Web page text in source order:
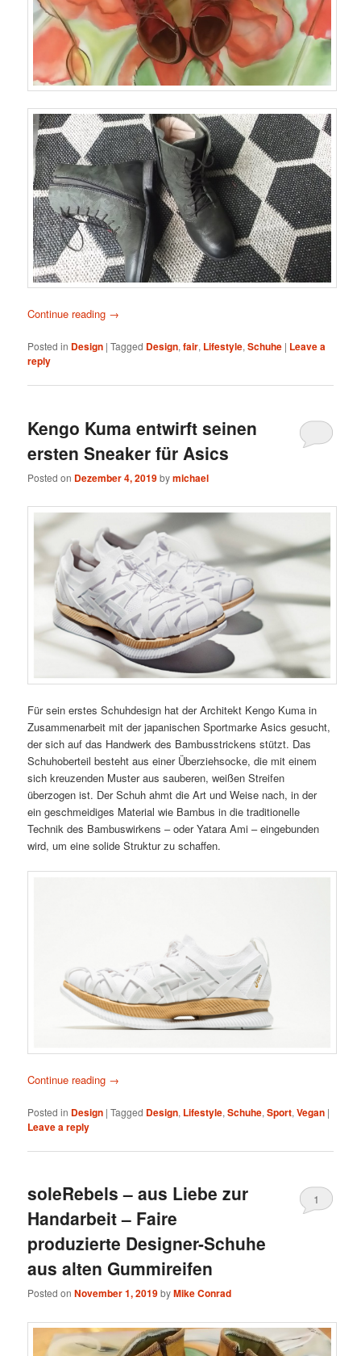
Continue reading →
Posted in Design |Tagged Design,fair, Lifestyle,Schuhe | Leave a
reply
Kengo Kuma entwirft seinen
ersten Sneaker für Asics
Posted on Dezember 4, 2019bymichael
Für sein erstes Schuhdesign hat der Architekt Kengo Kuma in
Zusammenarbeit mit der japanischen Sportmarke Asics gesucht,
der sich auf das Handwerk des Bambusstrickens stützt. Das
Schuhoberteil besteht aus einer Überziehsocke, die mit einem
sich kreuzenden Muster aus sauberen, weißen Streifen
überzogen ist. Der Schuh ahmt die Art und Weise nach, in der
ein geschmeidiges Material wie Bambus in die traditionelle
Technik des Bambuswirkens – oder Yatara Ami – eingebunden
wird, um eine solide Struktur zu schaffen.
Continue reading →
Posted in Design |Tagged Design, Lifestyle,Schuhe,Sport,Vegan |
Leave a reply
soleRebels – aus Liebe zur
Handarbeit – Faire
produzierte Designer-Schuhe
aus alten Gummireifen
Posted onNovember 1, 2019byMike Conrad
1